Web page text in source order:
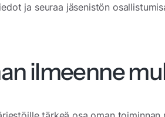
ja seuraa jäsenistön
ilmeenne